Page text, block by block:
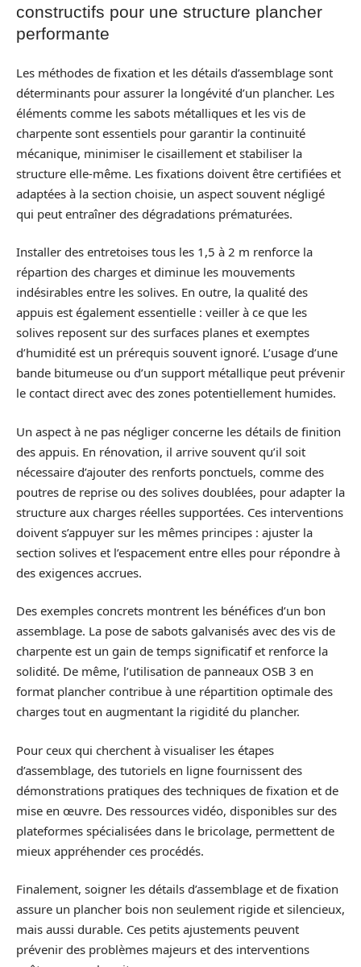
constructifs pour une structure plancher
performante
Les méthodes de fixation et les détails d’assemblage sont
déterminants pour assurer la longévité d’un plancher. Les
éléments comme les sabots métalliques et les vis de
charpente sont essentiels pour garantir la continuité
mécanique, minimiser le cisaillement et stabiliser la
structure elle-même. Les fixations doivent être certifiées et
adaptées à la section choisie, un aspect souvent négligé
qui peut entraîner des dégradations prématurées.
Installer des entretoises tous les 1,5 à 2 m renforce la
répartion des charges et diminue les mouvements
indésirables entre les solives. En outre, la qualité des
appuis est également essentielle : veiller à ce que les
solives reposent sur des surfaces planes et exemptes
d’humidité est un prérequis souvent ignoré. L’usage d’une
bande bitumeuse ou d’un support métallique peut prévenir
le contact direct avec des zones potentiellement humides.
Un aspect à ne pas négliger concerne les détails de finition
des appuis. En rénovation, il arrive souvent qu’il soit
nécessaire d’ajouter des renforts ponctuels, comme des
poutres de reprise ou des solives doublées, pour adapter la
structure aux charges réelles supportées. Ces interventions
doivent s’appuyer sur les mêmes principes : ajuster la
section solives et l’espacement entre elles pour répondre à
des exigences accrues.
Des exemples concrets montrent les bénéfices d’un bon
assemblage. La pose de sabots galvanisés avec des vis de
charpente est un gain de temps significatif et renforce la
solidité. De même, l’utilisation de panneaux OSB 3 en
format plancher contribue à une répartition optimale des
charges tout en augmentant la rigidité du plancher.
Pour ceux qui cherchent à visualiser les étapes
d’assemblage, des tutoriels en ligne fournissent des
démonstrations pratiques des techniques de fixation et de
mise en œuvre. Des ressources vidéo, disponibles sur des
plateformes spécialisées dans le bricolage, permettent de
mieux appréhender ces procédés.
Finalement, soigner les détails d’assemblage et de fixation
assure un plancher bois non seulement rigide et silencieux,
mais aussi durable. Ces petits ajustements peuvent
prévenir des problèmes majeurs et des interventions